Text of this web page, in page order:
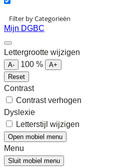
Filter by Categorieën
Mijn DGBC
Lettergrootte wijzigen
A- 100 %
A+
Reset
Contrast
Contrast verhogen
Dyslexie
Letterstijl wijzigen
Open mobiel menu
Menu
Sluit mobiel menu